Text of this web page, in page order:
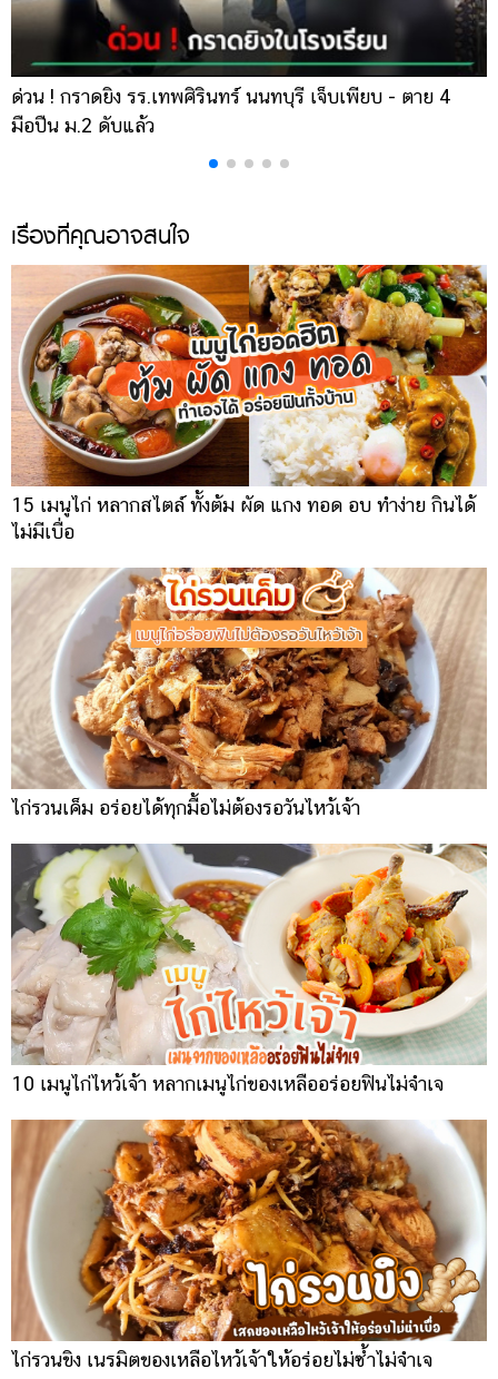
ด่วน ! กราดยิง รร.เทพศิรินทร์ นนทบุรี เจ็บเพียบ - ตาย 4
มือปืน ม.2 ดับแล้ว
เรื่องที่คุณอาจสนใจ
15 เมนูไก่ หลากสไตล์ ทั้งต้ม ผัด แกง ทอด อบ ทำง่าย กินได้
ไม่มีเบื่อ
ไก่รวนเค็ม อร่อยได้ทุกมื้อไม่ต้องรอวันไหว้เจ้า
10 เมนูไก่ไหว้เจ้า หลากเมนูไก่ของเหลืออร่อยฟินไม่จำเจ
ไก่รวนขิง เนรมิตของเหลือไหว้เจ้าให้อร่อยไม่ซ้ำไม่จำเจ